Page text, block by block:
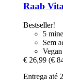
Raab
Bestseller!
5
Sem
Vegan
€ 26,99 (€
Entrega até